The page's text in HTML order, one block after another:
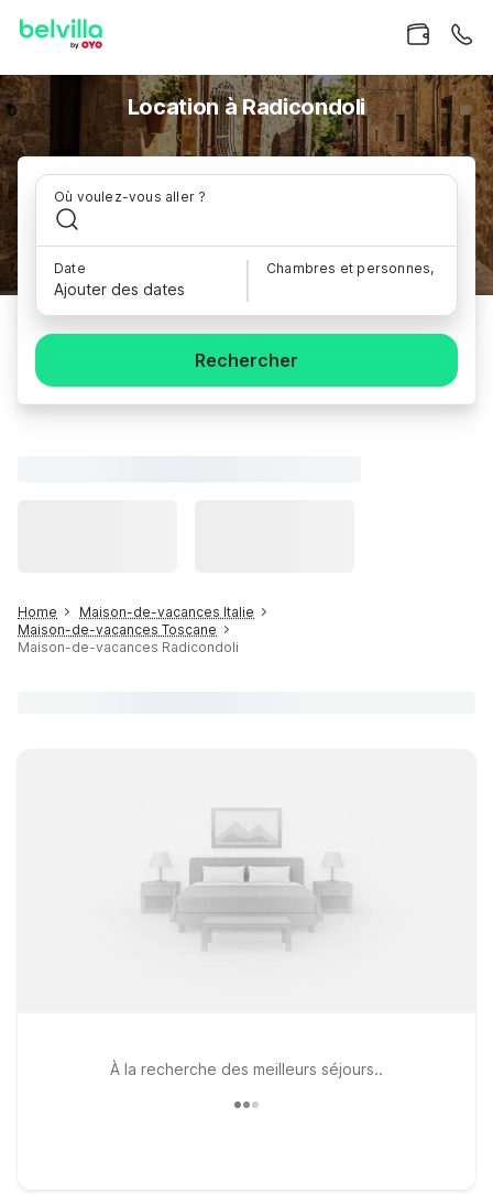
Location à Radicondoli
Où voulez-vous aller ?
Date
Ajouter des dates
Chambres et personnes,
Rechercher
Home
Maison-de-vacances Italie
Maison-de-vacances Toscane
Maison-de-vacances Radicondoli
À la recherche des meilleurs séjours..